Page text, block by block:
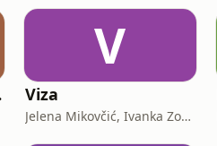
Twist
V
Viza
Jelena Mikovčić, Ivanka Zorić, Ana-Bella Leikauff, Jelena Maštruko, Dražen Korda, Tihomir Vinković, Danja Dubravac